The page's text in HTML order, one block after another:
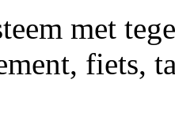
met
fiets,